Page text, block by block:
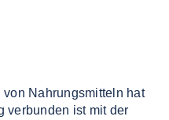
Nahrungsmitteln hat
verbunden ist mit der